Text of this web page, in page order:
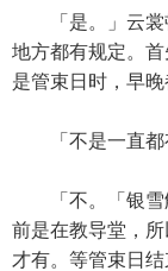
「是。」云裳
地方都有规定。首
是管束日时，早晚
「不是一直都
「不。「银雪
前是在教导堂，所
才有。等管束日